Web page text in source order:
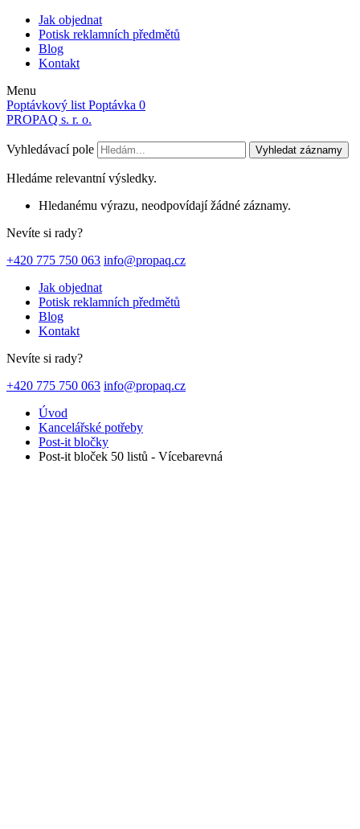
Jak objednat
Potisk reklamních předmětů
Blog
Kontakt
Menu
Poptávkový list Poptávka 0
PROPAQ s. r. o.
Vyhledávací pole Vyhledat záznamy
Hledáme relevantní výsledky.
Hledanému výrazu, neodpovídají žádné záznamy.
Nevíte si rady?
+420 775 750 063 info@propaq.cz
Jak objednat
Potisk reklamních předmětů
Blog
Kontakt
Nevíte si rady?
+420 775 750 063 info@propaq.cz
Úvod
Kancelářské potřeby
Post-it bločky
Post-it bloček 50 listů - Vícebarevná